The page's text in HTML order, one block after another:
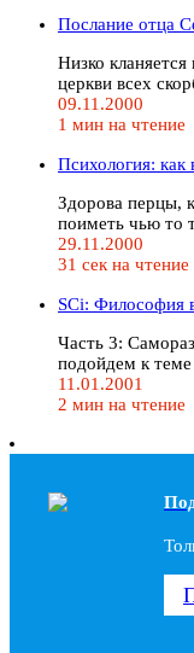
Послание отца
Hизко
церкви всех
09.11.2000
1 мин на чтение
Психология: как
Здорова перцы,
поиметь чью то
29.11.2000
31 сек на чтение
SCi: Философия
Часть 3:
подойдем к
11.01.2001
2 мин на чтение